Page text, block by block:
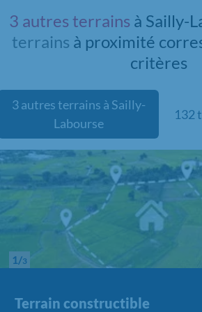
3 autres terrains à Sailly-
terrains à proximité
critères
3 autres terrains à Sailly-
Labourse
132
1/3
Terrain constructible